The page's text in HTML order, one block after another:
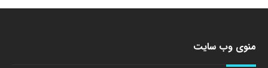
منوی وب سایت